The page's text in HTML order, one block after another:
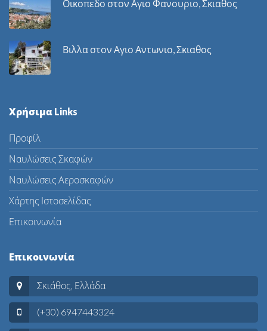
Οικοπεδο στον Αγιο Φανουριο, Σκιαθος
Βιλλα στον Αγιο Αντωνιο, Σκιαθος
Χρήσιμα Links
Προφίλ
Ναυλώσεις Σκαφών
Ναυλώσεις Αεροσκαφών
Χάρτης Ιστοσελίδας
Επικοινωνία
Επικοινωνία
Σκιάθος, Ελλάδα
(+30) 6947443324